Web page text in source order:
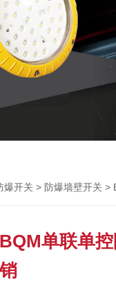
爆开关 > 防爆墙壁开关 >
BQM单联单
销